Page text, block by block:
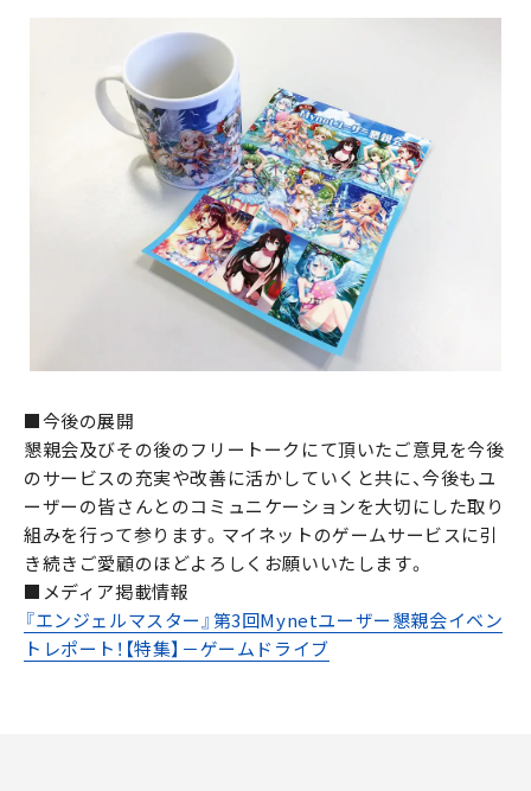
■今後の展開
懇親会及びその後のフリートークにて頂いたご意見を今後
のサービスの充実や改善に活かしていくと共に、今後もユ
ーザーの皆さんとのコミュニケーションを大切にした取り
組みを行って参ります。マイネットのゲームサービスに引
き続きご愛顧のほどよろしくお願いいたします。
■メディア掲載情報
『エンジェルマスター』第3回Mynetユーザー懇親会イベン
トレポート！【特集】－ゲームドライブ